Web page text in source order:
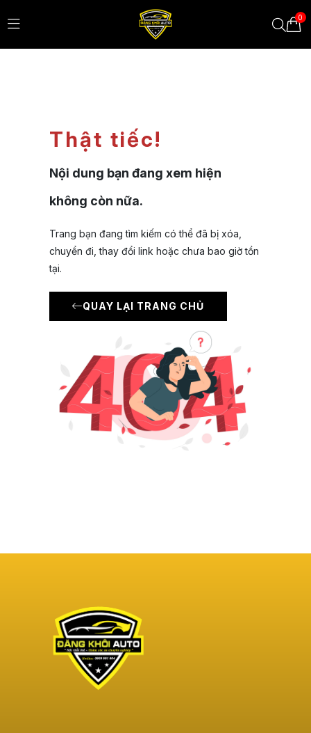
0
Thật tiếc!
Nội dung bạn đang xem hiện
không còn nữa.
Trang bạn đang tìm kiếm có thể đã bị xóa,
chuyển đi, thay đổi link hoặc chưa bao giờ tồn
tại.
QUAY LẠI TRANG CHỦ